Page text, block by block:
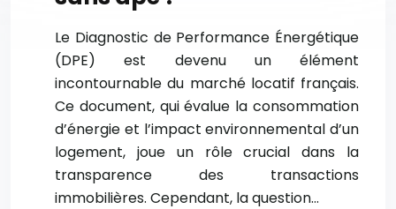
Le Diagnostic de Performance Énergétique
(DPE) est devenu un élément
incontournable du marché locatif français.
Ce document, qui évalue la consommation
d’énergie et l’impact environnemental d’un
logement, joue un rôle crucial dans la
transparence des transactions
immobilières. Cependant, la question…